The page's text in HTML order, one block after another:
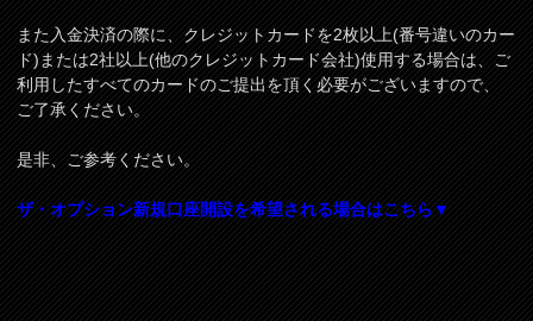
また入金決済の際に、クレジットカードを2枚以上(番号違いのカー
ド)または2社以上(他のクレジットカード会社)使用する場合は、ご
利用したすべてのカードのご提出を頂く必要がございますので、
ご了承ください。
是非、ご参考ください。
ザ・オプション新規口座開設を希望される場合はこちら▼